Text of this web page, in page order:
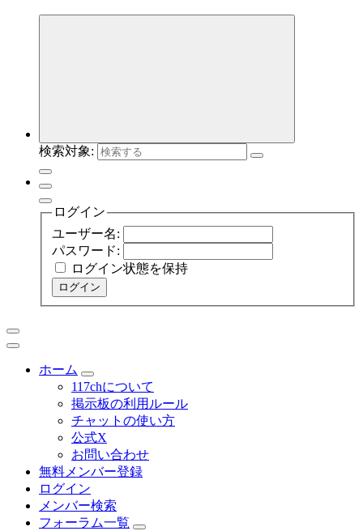
検索対象:
ログイン
ユーザー名:
パスワード:
ログイン状態を保持
ログイン
ホーム
117chについて
掲示板の利用ルール
チャットの使い方
公式X
お問い合わせ
無料メンバー登録
ログイン
メンバー検索
フォーラム一覧